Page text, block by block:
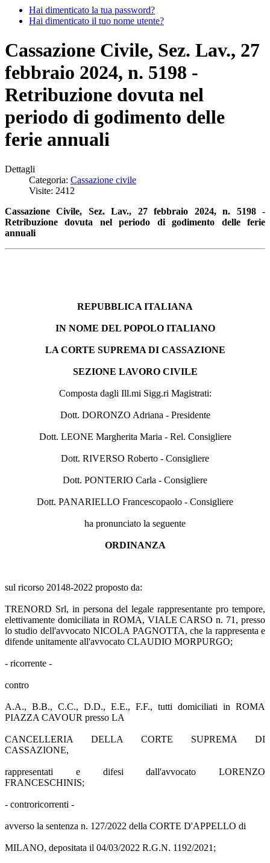
Hai dimenticato la tua password?
Hai dimenticato il tuo nome utente?
Cassazione Civile, Sez. Lav., 27
febbraio 2024, n. 5198 -
Retribuzione dovuta nel
periodo di godimento delle
ferie annuali
Dettagli
Categoria: Cassazione civile
Visite: 2412
Cassazione Civile, Sez. Lav., 27 febbraio 2024, n. 5198 -
Retribuzione dovuta nel periodo di godimento delle ferie
annuali
REPUBBLICA ITALIANA
IN NOME DEL POPOLO ITALIANO
LA CORTE SUPREMA DI CASSAZIONE
SEZIONE LAVORO CIVILE
Composta dagli Ill.mi Sigg.ri Magistrati:
Dott. DORONZO Adriana - Presidente
Dott. LEONE Margherita Maria - Rel. Consigliere
Dott. RIVERSO Roberto - Consigliere
Dott. PONTERIO Carla - Consigliere
Dott. PANARIELLO Francescopaolo - Consigliere
ha pronunciato la seguente
ORDINANZA
sul ricorso 20148-2022 proposto da:
TRENORD Srl, in persona del legale rappresentante pro tempore,
elettivamente domiciliata in ROMA, VIALE CARSO n. 71, presso
lo studio dell'avvocato NICOLA PAGNOTTA, che la rappresenta e
difende unitamente all'avvocato CLAUDIO MORPURGO;
- ricorrente -
contro
A.A., B.B., C.C., D.D., E.E., F.F., tutti domiciliati in ROMA
PIAZZA CAVOUR presso LA
CANCELLERIA DELLA CORTE SUPREMA DI
CASSAZIONE,
rappresentati e difesi dall'avvocato LORENZO
FRANCESCHINIS;
- controricorrenti -
avverso la sentenza n. 127/2022 della CORTE D'APPELLO di
MILANO, depositata il 04/03/2022 R.G.N. 1192/2021;